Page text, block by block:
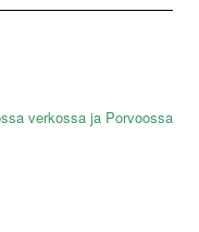
verkossa ja Porvoossa